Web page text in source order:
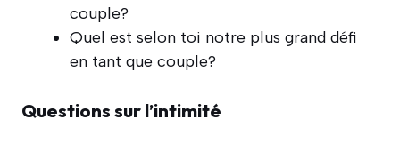
couple?
Quel est selon toi notre plus grand défi
en tant que couple?
Questions sur l’intimité